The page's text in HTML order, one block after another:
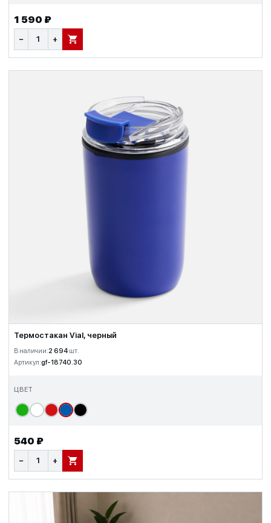
1 590 ₽
− + В КОРЗИНУ
Термостакан Vial, черный
В наличии:2 694 шт.
Артикул:gf-18740.30
ЦВЕТ
540 ₽
− + В КОРЗИНУ